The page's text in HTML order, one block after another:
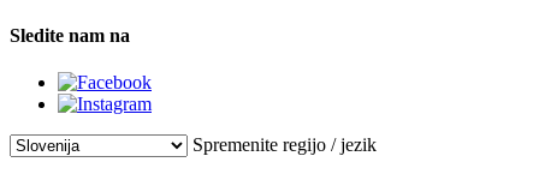
Sledite nam na
Spremenite regijo / jezik